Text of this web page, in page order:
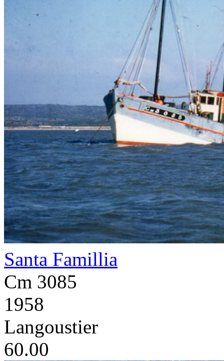
Santa Famillia
Cm 3085
1958
Langoustier
60.00